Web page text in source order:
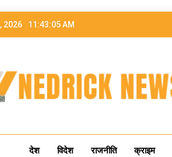
2026 11:43:06 AM
NEWS
देश विदेश राजनीति क्राइम